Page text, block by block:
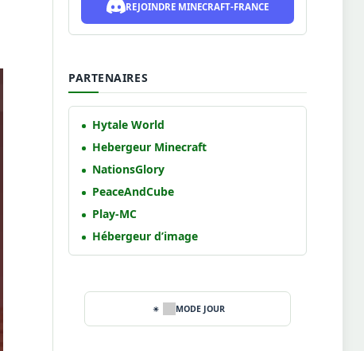
REJOINDRE MINECRAFT-FRANCE
PARTENAIRES
Hytale World
Hebergeur Minecraft
NationsGlory
PeaceAndCube
Play-MC
Hébergeur d’image
MODE JOUR